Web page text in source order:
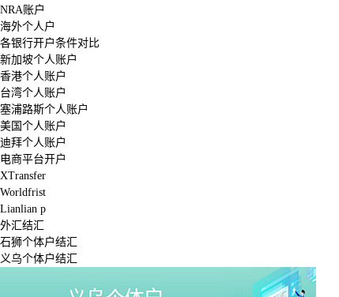
NRA账户
海外个人户
各银行开户条件对比
新加坡个人账户
香港个人账户
台湾个人账户
塞浦路斯个人账户
美国个人账户
迪拜个人账户
电商平台开户
XTransfer
Worldfrist
Lianlian p
外汇结汇
石狮个体户结汇
义乌个体户结汇